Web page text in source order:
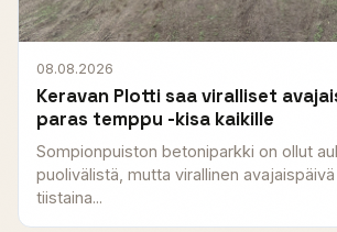
08.08.2026
Keravan Plotti saa viralliset
paras temppu -kisa kaikille
Sompionpuiston betoniparkki on ollut
puolivälistä, mutta virallinen
tiistaina...